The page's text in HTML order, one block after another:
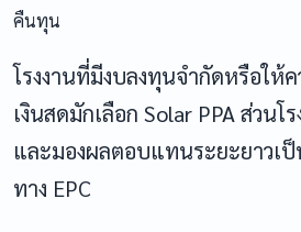
คืนทุน
โรงงานที่มีงบลงทุนจำกัดหรือให้
เงินสดมักเลือก Solar PPA ส่วน
และมองผลตอบแทนระยะยาวเ
ทาง EPC